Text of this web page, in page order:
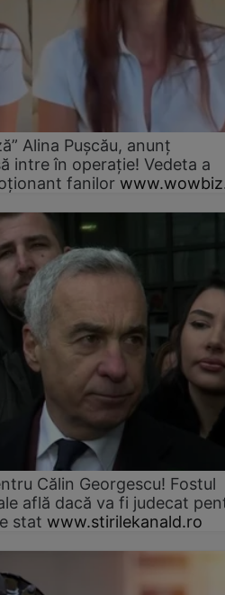
Alina Pușcău, anunț
intre în operație! Vedeta a
fanilor
Călin Georgescu! Fostul
află dacă va fi judecat
stat www.stirilekanald.ro